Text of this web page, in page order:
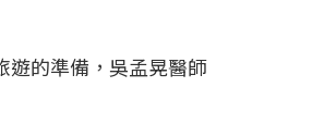
遊的準備，吳孟晃醫師